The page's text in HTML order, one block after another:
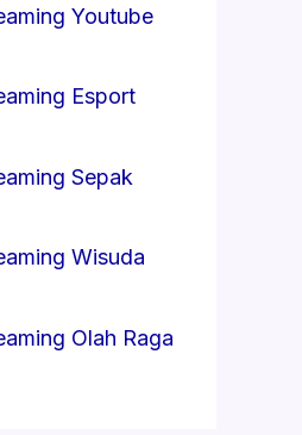
Youtube
Esport
Sepak
Wisuda
Olah Raga